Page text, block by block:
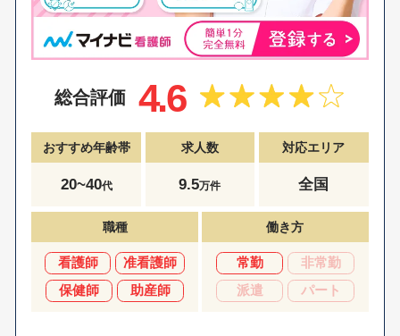
総合評価 4.6
おすすめ年齢帯
20~40代
求人数
9.5万件
対応エリア
全国
職種
看護師
准看護師
保健師
助産師
働き方
常勤
非常勤
派遣
パート